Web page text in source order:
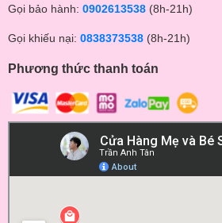
Gọi bảo hành: 0902613538 (8h-21h)
Gọi khiếu nại: 0838373538 (8h-21h)
Phương thức thanh toán